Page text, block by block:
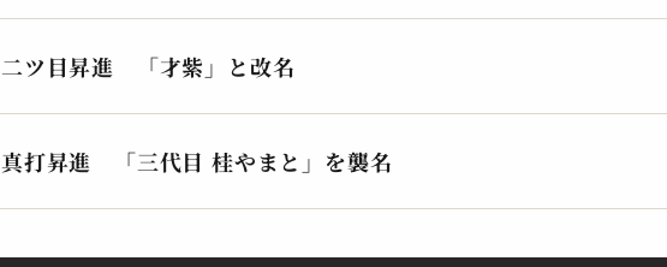
桂 やまと
狸札
狸
二ツ目昇進 「才紫」と改名
真打昇進 「三代目 桂やまと」を襲名